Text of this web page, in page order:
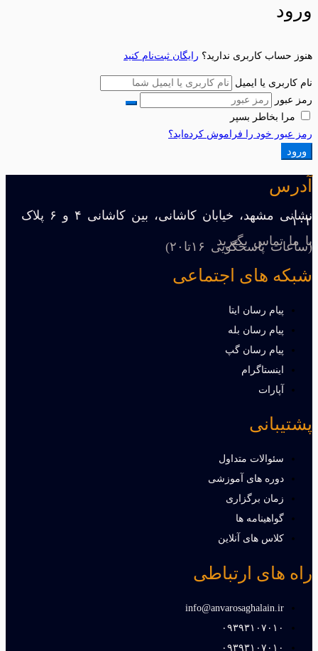
ورود
هنوز حساب کاربری ندارید؟ رایگان ثبت‌نام کنید
نام کاربری یا ایمیل
رمز عبور
مرا بخاطر بسپر
رمز عبور خود را فراموش کرده‌اید؟
ورود
آدرس
نشانی مشهد، خیابان کاشانی، بین کاشانی ۴ و ۶ پلاک
۱۰۲
با ما تماس بگیرید
(ساعات پاسخگویی ۱۶تا۲۰)
شبکه های اجتماعی
پیام رسان ایتا
پیام رسان بله
پیام رسان گپ
اینستاگرام
آپارات
پشتیبانی
سئوالات متداول
دوره های آموزشی
زمان برگزاری
گواهینامه ها
کلاس های آنلاین
راه های ارتباطی
info@anvarosaghalain.ir​
۰۹۳۹۳۱۰۷۰۱۰​
۰۹۳۹۳۱۰۷۰۱۰​